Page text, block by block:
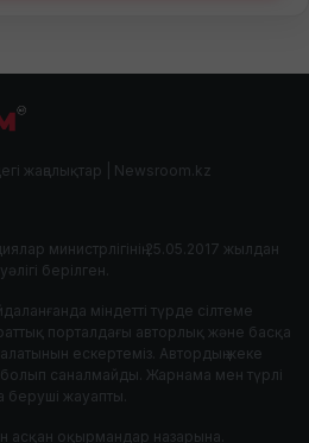
жаңалықтар | Newsroom.kz
министрлігінің 25.05.2017 жылдан
берілген.
міндетті түрде сілтеме
порталдағы авторлық және басқа
ескертеміз. Автордың жеке
болып саналмайды. Жарнама мен түрлі
жауапты.
асқан оқырмандар назарына.